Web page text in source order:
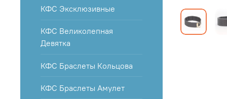
КФС Эксклюзивные
КФС Великолепная
Девятка
КФС Браслеты Кольцова
КФС Браслеты Амулет